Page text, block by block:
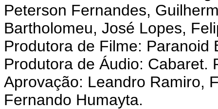
Peterson Fernandes,
Bartholomeu, José Lopes,
Produtora de Filme: Paranoid
Produtora de Áudio: Cabaret.
Aprovação: Leandro Ramiro,
Fernando Humayta.